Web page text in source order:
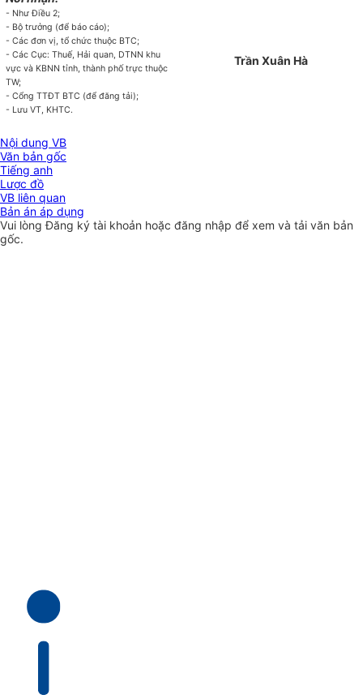
- Như Điều 2;
- Bộ trưởng (để báo cáo);
- Các đơn vị, tổ chức thuộc BTC;
- Các Cục: Thuế, Hải quan, DTNN khu
vực và KBNN tỉnh, thành phố trực thuộc
TW;
- Cổng TTĐT BTC (để đăng tải);
- Lưu VT, KHTC.
Trần Xuân Hà
Nội dung VB
Văn bản gốc
Tiếng anh
Lược đồ
VB liên quan
Bản án áp dụng
Vui lòngĐăng ký tài khoản hoặc đăng nhập để xem và tải văn bản
gốc.